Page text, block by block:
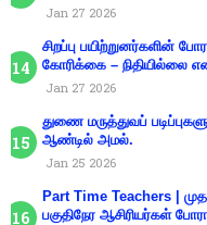
Jan 27 2026
சிறப்பு பயிற்றுனர்களின்
கோரிக்கை – நிதியில்லை
Jan 27 2026
துணை மருத்துவப்
ஆண்டில் அமல்.
Jan 25 2026
Part Time Teachers |
பகுதிநேர ஆசிரியர்கள்